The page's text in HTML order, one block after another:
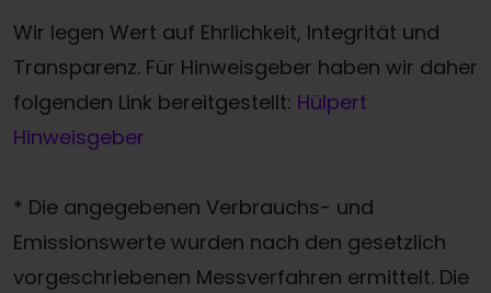
Wir legen Wert auf Ehrlichkeit, Integrität und
Transparenz. Für Hinweisgeber haben wir daher
folgenden Link bereitgestellt: Hülpert
Hinweisgeber
* Die angegebenen Verbrauchs- und
Emissionswerte wurden nach den gesetzlich
vorgeschriebenen Messverfahren ermittelt. Die